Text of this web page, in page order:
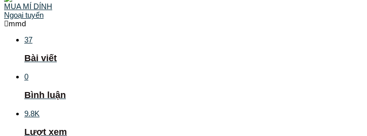
MUA MÍ DÍNH
Ngoại tuyến
mmd
37
Bài viết
0
Bình luận
9.8K
Lượt xem